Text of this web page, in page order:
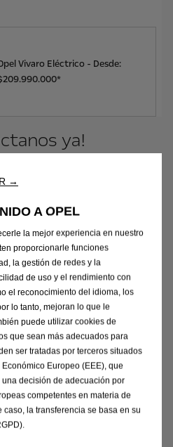
Vivaro Eléctrico - Desde:
ya!
tu Opel
los expertos
→
A OPEL
la mejor experiencia en nuestro
proporcionarle funciones
la gestión de redes y la
de uso y el rendimiento con
el reconocimiento del idioma, los
lo tanto, mejoran lo que le
puede utilizar cookies de
que sean más adecuados para
ser tratadas por terceros situados
Europeo (EEE), que
decisión de adecuación por
competentes en materia de
caso, la transferencia se basa en su